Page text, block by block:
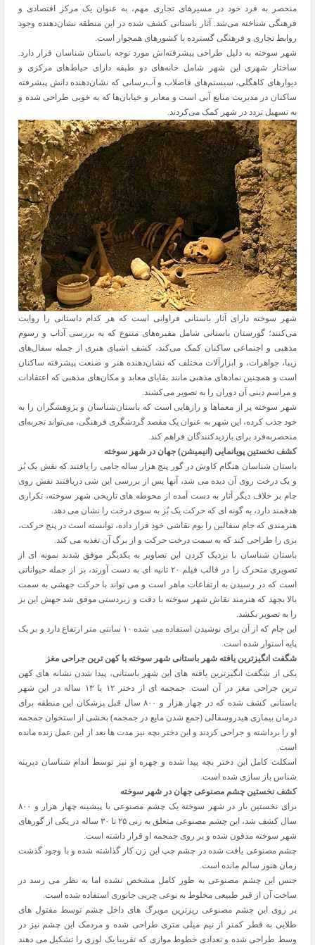
منحصر به فرد خود در مسیرهای تجاری مهم، به عنوان یک مرکز اقتصادی و
فرهنگی شناخته می‌شد. آثار باستانی کشف شده در این منطقه نشان‌دهنده وجود
روابط تجاری و فرهنگی گسترده با کشورهای همجوار است.
شهر سوخته به دلیل طراحی پیشرفته‌اش مورد توجه باستان‌ شناسان قرار دارد.
ساختار شهری این شهر شامل خانه‌های دو طبقه دارای حیاط‌های مرکزی و
دیوارهای کاهگلی، سیستم‌های فاضلاب و آب‌رسانی که نشان‌دهنده دانش پیشرفته
ساکنان در مدیریت منابع آبی است و معابر و خیابان‌ها که به خوبی طراحی شده و
به تسهیل تردد در شهر کمک می‌کردند.
شهر سوخته دارای آثار باستانی فراوانی است که هر کدام داستانی را روایت
می‌کنند؛ گورستان باستانی شامل مقبره‌های متنوع که به بررسی آداب و رسوم
مذهبی و اجتماعی ساکنان کمک می‌کند، کشف اشیای هنری از جمله سفال‌های
زیبا، جواهرات، و ابزارآلات مختلف که نشان‌دهنده هنر و صنعت پیشرفته ساکنان
است و همچنین نمادهای مذهبی مانند بقایای معابد و مکان‌های مذهبی که اعتقادات
و مراسم دینی آن دوران را به تصویر می‌کشند.
شهر سوخته پر از معماها و رازهایی است که باستان‌شناسان و پژوهشگران را به
خود جذب کرده، این شهر به عنوان یک مقصد گردشگری فرهنگی، می‌تواند تجربه‌ای
منحصربه‌فرد برای بازدیدکنندگان فراهم کند.
کشف نخستین پویانمایی (انیمیشن) جهان در شهر سوخته
باستان شناسان هنگام کاوش در گور پنج هزار ساله جامی را یافتند که نقش یک بُز
و یک درخت روی آن دیده می شد، آنها پس از بررسی این شی دریافتند نقش روی
جام بر خلاف دیگر آثار به دست آمده از محوطه های تاریخی شهر سوخته، تکراری
هدفمند دارد، به گونه ای که حرکت یک بُز به سوی درخت را نشان می دهد.
هنرمندی که جام سفالین را بوم نقاشی خود قرار داده، توانسته است در پنج حرکت،
بزی را طراحی کند که به سمت درخت حرکت و از برگ آن تغذیه می کند.
باستان شناسان با نزدیک کردن این تصاویر به یکدیگر موفق شدند نمونه ای از
تصویری متحرک را در قالب فیلم ۲۰ ثانیه ای به دست آورند، بز از جمله حیواناتی
است که در رسیدن به ارتفاعات ماهر است و می تواند با حرکت جهشی به سمت
بالا بجهد که هنرمند نقاش شهر سوخته با دقت و زبردستی موفق شد جهش این بز
را به تصویر بکشد.
این جام که از آن برای نوشیدن استفاده می شده ۱۰ سانتی متر ارتفاع دارد و بر یک
پایه استوار شده است.
شگفت انگیزترین یافته شهر باستانی شهر سوخته با کهن ترین جراحی مغز
یکی از شگفت انگیزترین یافته های این شهر باستانی، پیدا شدن نشانه های کهن
ترین جراحی مغز در آن است. جمجمه ای از دختر ۱۲ یا ۱۳ ساله در این شهر
باستانی کشف شده که در چهار هزار و ۸۰۰ سال قبل پزشکان این منطقه برای
درمان بیماری هیدروسفالی (جمع شدن مایع در جمجمه) بخشی از استخوان جمجمه
او را برداشته و جراحی کردند و این دختر بچه نیز مدت ها بعد از این عمل زنده مانده
است.
اسکلت کامل این دختر بچه پیدا شده و چهره او نیز توسط اندام شناسان دیرینه
شناس باز سازی شده است.
کشف نخستین چشم مصنوعی جهان در شهر سوخته
برای نخستین بار در شهر سوخته یک چشم مصنوعی با پیشینه چهار هزار و ۸۰۰
سال کشف شد، این چشم مصنوعی متعلق به زنی ۲۵ تا ۳۰ ساله در یکی از گورهای
شهر سوخته مدفون شده و بر روی جمجمه او قرار داشته است.
چشم مصنوعی یافت شده در چشم چپ این زن کار گذاشته شده و با وجود گذشت
زمان هنوز سالم مانده است.
جنس این چشم مصنوعی به طور کامل مشخص نشده اما به نظر می رسد در
ساخت آن از قیر طبیعی مخلوط به نوعی چربی جانوری استفاده شده است.
بر روی این چشم مصنوعی ریزترین مویرگ های داخل چشم توسط مفتول های
طلایی به قطر کمتر از نیم میلی متری طراحی شده و مردمک این چشم نیز در
وسط طراحی شده و تعدادی خطوط موازی که تقریبا یک لوزی را تشکیل می دهند